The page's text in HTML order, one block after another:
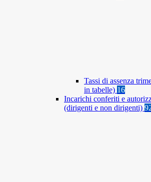
Tassi di assenza
in tabelle) 16
Incarichi conferiti e
(dirigenti e non dirigenti)